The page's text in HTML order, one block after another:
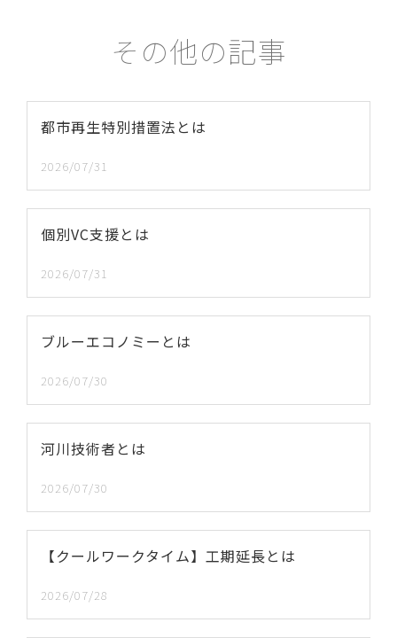
その他の記事
都市再生特別措置法とは
2026/07/31
個別VC支援とは
2026/07/31
ブルーエコノミーとは
2026/07/30
河川技術者とは
2026/07/30
【クールワークタイム】工期延長とは
2026/07/28